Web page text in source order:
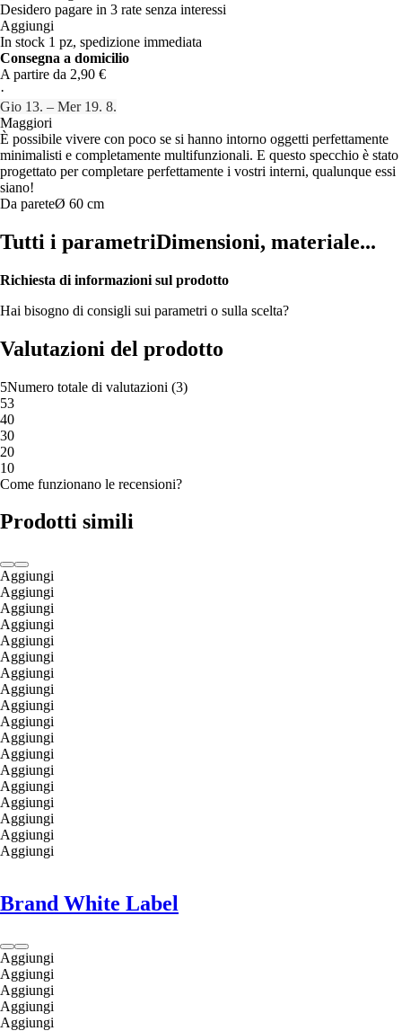
Desidero pagare in 3 rate senza interessi
Aggiungi
In stock 1 pz, spedizione immediata
Consegna a domicilio
A partire da 2,90 €
·
Gio 13. – Mer 19. 8.
Maggiori
È possibile vivere con poco se si hanno intorno oggetti perfettamente
minimalisti e completamente multifunzionali. E questo specchio è stato
progettato per completare perfettamente i vostri interni, qualunque essi
siano!
Da pareteØ 60 cm
Tutti i parametriDimensioni, materiale...
Richiesta di informazioni sul prodotto
Hai bisogno di consigli sui parametri o sulla scelta?
Valutazioni del prodotto
5Numero totale di valutazioni (3)
53
40
30
20
10
Come funzionano le recensioni?
Prodotti simili
Aggiungi
Aggiungi
Aggiungi
Aggiungi
Aggiungi
Aggiungi
Aggiungi
Aggiungi
Aggiungi
Aggiungi
Aggiungi
Aggiungi
Aggiungi
Aggiungi
Aggiungi
Aggiungi
Aggiungi
Aggiungi
Brand White Label
Aggiungi
Aggiungi
Aggiungi
Aggiungi
Aggiungi